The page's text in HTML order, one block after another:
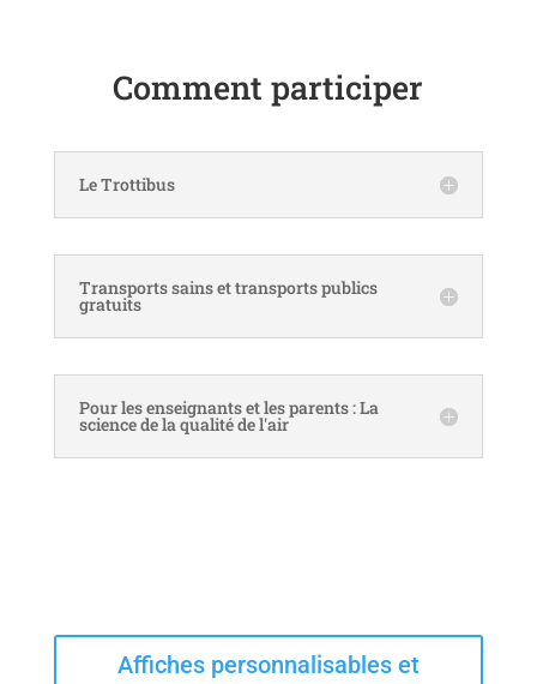
Comment participer
Le Trottibus
Transports sains et transports publics
gratuits
Pour les enseignants et les parents : La
science de la qualité de l'air
Affiches personnalisables et